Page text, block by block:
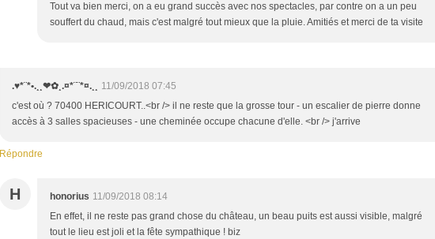
Tout va bien merci, on a eu grand succès avec nos spectacles, par contre on a un peu
souffert du chaud, mais c'est malgré tout mieux que la pluie. Amitiés et merci de ta visite
.♥*¨*•.¸¸❤✿¸.¤*¨¨*¤.¸¸
11/09/2018 07:45
c'est où ? 70400 HERICOURT..<br /> il ne reste que la grosse tour - un escalier de pierre donne
accès à 3 salles spacieuses - une cheminée occupe chacune d'elle. <br /> j'arrive
Répondre
H honorius 11/09/2018 08:14
En effet, il ne reste pas grand chose du château, un beau puits est aussi visible, malgré
tout le lieu est joli et la fête sympathique ! biz